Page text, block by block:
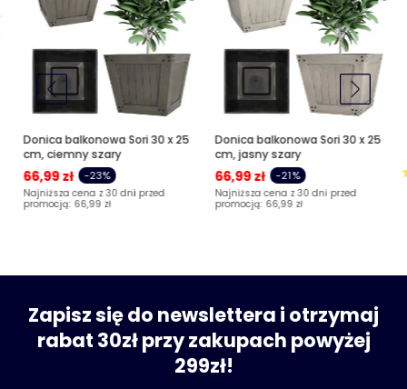
Donica balkonowa Sori 30 x 25
cm, ciemny szary
66,99 zł -23%
Najniższa cena z 30 dni przed
promocją: 66,99 zł
Donica balkonowa Sori 30 x 25
cm, jasny szary
66,99 zł -21%
Najniższa cena z 30 dni przed
promocją: 66,99 zł
Zapisz się do newslettera i otrzymaj
rabat 30zł przy zakupach powyżej
299zł!